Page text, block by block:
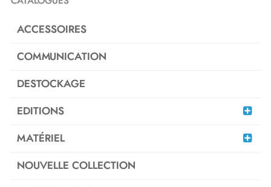
ACCESSOIRES
COMMUNICATION
DESTOCKAGE
EDITIONS
MATÉRIEL
NOUVELLE COLLECTION